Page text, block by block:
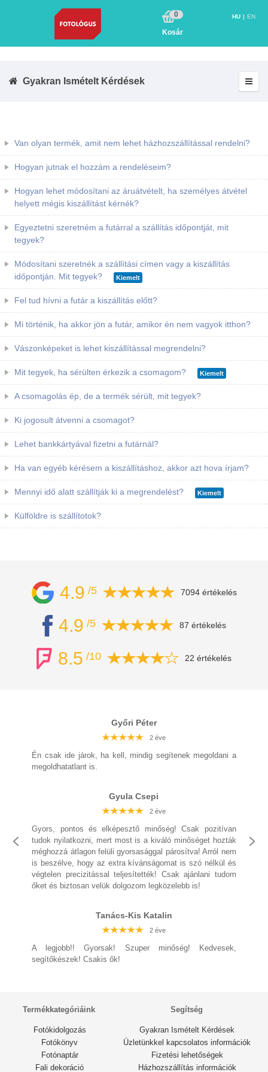
0
Kosár
HU EN
Gyakran Ismételt Kérdések
Van olyan termék, amit nem lehet házhozszállítással rendelni?
Hogyan jutnak el hozzám a rendeléseim?
Hogyan lehet módosítani az áruátvételt, ha személyes átvétel
helyett mégis kiszállítást kérnék?
Egyeztetni szeretném a futárral a szállítás időpontját, mit
tegyek?
Módosítani szeretnék a szállítási címen vagy a kiszállítás
időpontján. Mit tegyek?
Kiemelt
Fel tud hívni a futár a kiszállítás előtt?
Mi történik, ha akkor jön a futár, amikor én nem vagyok itthon?
Vászonképeket is lehet kiszállítással megrendelni?
Mit tegyek, ha sérülten érkezik a csomagom? Kiemelt
A csomagolás ép, de a termék sérült, mit tegyek?
Ki jogosult átvenni a csomagot?
Lehet bankkártyával fizetni a futárnál?
Ha van egyéb kérésem a kiszállításhoz, akkor azt hova írjam?
Mennyi idő alatt szállítják ki a megrendelést? Kiemelt
Külföldre is szállítotok?
4.9 /5 7094 értékelés
4.9 /5 87 értékelés
8.5 /10 22 értékelés
Győri Péter
2 éve
Én csak ide járok, ha kell, mindig segítenek megoldani a
megoldhatatlant is.
Gyula Csepi
2 éve
Gyors, pontos és elképesztő minőség! Csak pozitívan
tudok nyilatkozni, mert most is a kiváló minőséget hozták
méghozzá átlagon felüli gyorsasággal párosítva! Arról nem
is beszélve, hogy az extra kívánságomat is szó nélkül és
végtelen precizitással teljesítették! Csak ajánlani tudom
őket és biztosan velük dolgozom legközelebb is!
Tanács-Kis Katalin
2 éve
A legjobb!! Gyorsak! Szuper minőség! Kedvesek,
segítőkészek! Csakis ők!
2 éve
2 éve
2 éve
2 éve
2 éve
2 éve
2 éve
2 éve
2 éve
2 éve
2 éve
2 éve
Termékkategóriáink
Fotókidolgozás
Fotókönyv
Fotónaptár
Fali dekoráció
Segítség
Gyakran Ismételt Kérdések
Üzletünkkel kapcsolatos információk
Fizetési lehetőségek
Házhozszállítás információk